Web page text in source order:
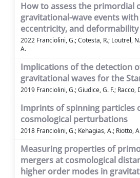
How to assess the primordial
gravitational-wave events with
eccentricity, and
2022 Franciolini, G.; Cotesta, R.; Loutrel,
A.
Implications of the detection
gravitational waves for the
2019 Franciolini, G.; Giudice, G. F.; Racco,
Imprints of spinning particles
cosmological perturbations
2018 Franciolini, G.; Kehagias, A.; Riotto,
Measuring properties of
mergers at cosmological
higher order modes in